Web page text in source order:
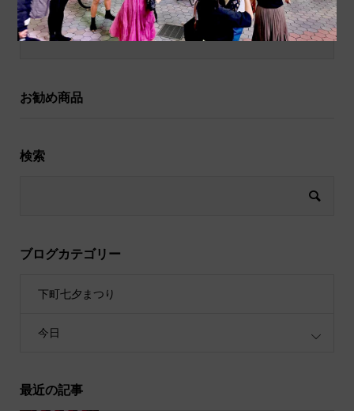
祝儀袋
お勧め商品
検索
ブログカテゴリー
下町七夕まつり
今日
最近の記事